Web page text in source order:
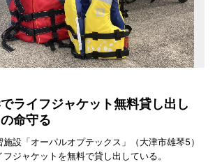
ライフジャケット無料貸し出し
命守る
設「オーパルオプテックス」（大津市雄琴5）
ジャケットを無料で貸し出している。